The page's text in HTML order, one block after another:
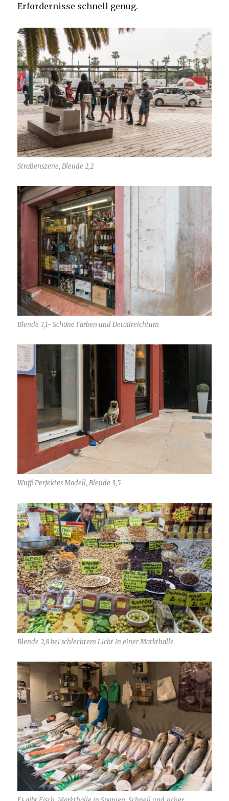
Erfordernisse schnell genug.
Straßenszene, Blende 2,2
Blende 7,1- Schöne Farben und Detailreichtum
Wuff! Perfektes Modell, Blende 3,5
Blende 2,8 bei schlechtem Licht in einer Markthalle